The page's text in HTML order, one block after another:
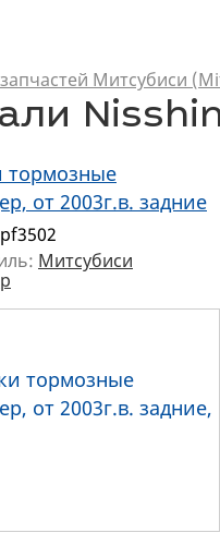
Митсубиси
тормозные
от 2003г.в. задние
pf3502
Митсубиси